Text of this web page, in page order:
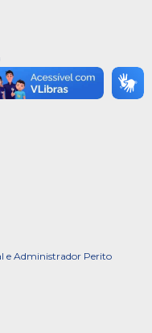
e Administrador Perito